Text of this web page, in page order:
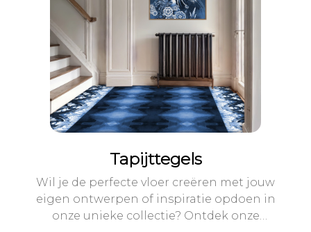
Tapijttegels
Wil je de perfecte vloer creëren met jouw
eigen ontwerpen of inspiratie opdoen in
onze unieke collectie? Ontdek onze